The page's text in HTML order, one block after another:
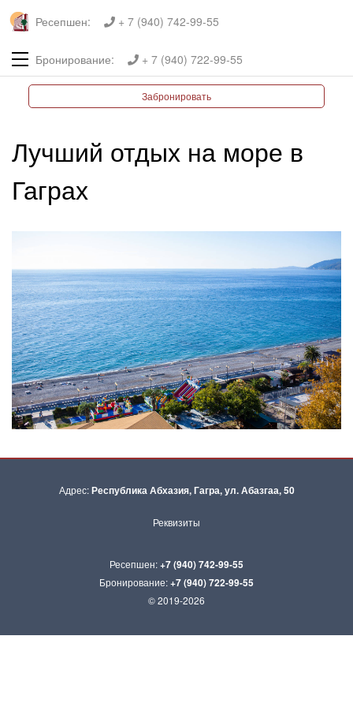
Ресепшен: + 7 (940) 742-99-55
Бронирование: + 7 (940) 722-99-55
Забронировать
Лучший отдых на море в
Гаграх
Адрес:Республика Абхазия, Гагра, ул. Абазгаа, 50
Реквизиты
Ресепшен:+7 (940) 742-99-55
Бронирование:+7 (940) 722-99-55
© 2019-2026